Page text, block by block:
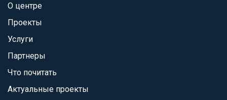
О центре
Проекты
Услуги
Партнеры
Что почитать
Актуальные проекты